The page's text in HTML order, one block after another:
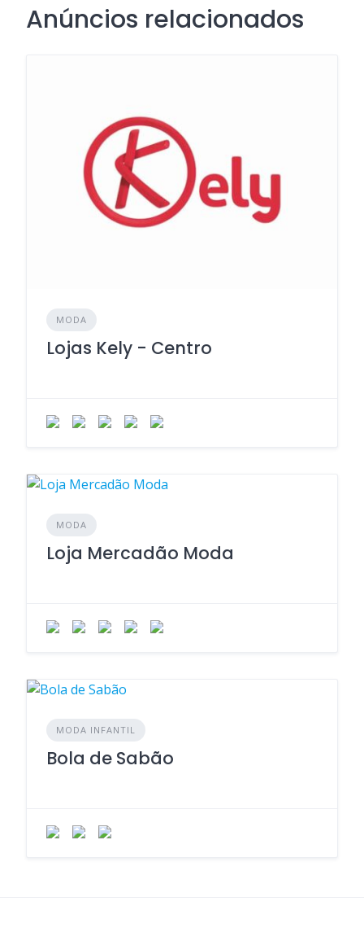
Anúncios relacionados
MODA
Lojas Kely - Centro
MODA
Loja Mercadão Moda
MODA INFANTIL
Bola de Sabão